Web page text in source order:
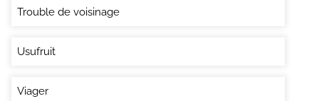
Trouble de voisinage
Usufruit
Viager